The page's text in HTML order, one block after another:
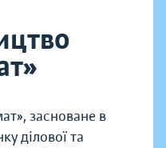
засноване в
ділової та